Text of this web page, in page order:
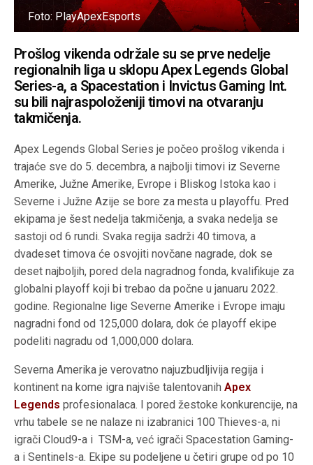
Foto: PlayApexEsports
Prošlog vikenda održale su se prve nedelje
regionalnih liga u sklopu Apex Legends Global
Series-a, a Spacestation i Invictus Gaming Int.
su bili najraspoloženiji timovi na otvaranju
takmičenja.
Apex Legends Global Series je počeo prošlog vikenda i
trajaće sve do 5. decembra, a najbolji timovi iz Severne
Amerike, Južne Amerike, Evrope i Bliskog Istoka kao i
Severne i Južne Azije se bore za mesta u playoffu. Pred
ekipama je šest nedelja takmičenja, a svaka nedelja se
sastoji od 6 rundi. Svaka regija sadrži 40 timova, a
dvadeset timova će osvojiti novčane nagrade, dok se
deset najboljih, pored dela nagradnog fonda, kvalifikuje za
globalni playoff koji bi trebao da počne u januaru 2022.
godine. Regionalne lige Severne Amerike i Evrope imaju
nagradni fond od 125,000 dolara, dok će playoff ekipe
podeliti nagradu od 1,000,000 dolara.
Severna Amerika je verovatno najuzbudljivija regija i
kontinent na kome igra najviše talentovanihApex
Legends profesionalaca. I pored žestoke konkurencije, na
vrhu tabele se ne nalaze ni izabranici 100 Thieves-a, ni
igrači Cloud9-a i TSM-a, već igrači Spacestation Gaming-
a i Sentinels-a. Ekipe su podeljene u četiri grupe od po 10